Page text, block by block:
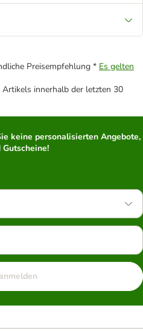
Preisempfehlung * Es gelten
innerhalb der letzten 30
keine personalisierten Angebote,